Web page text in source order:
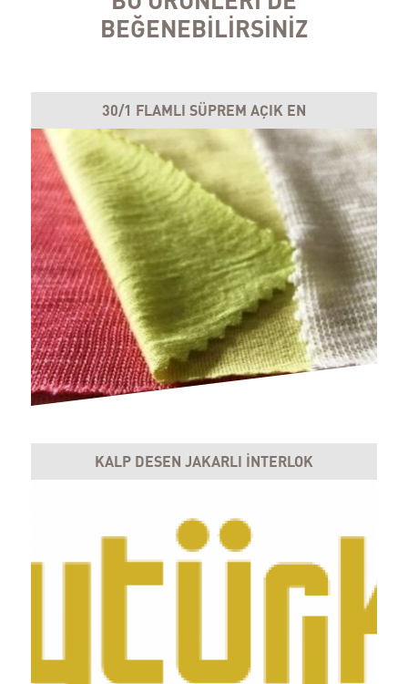
BEĞENEBİLİRSİNİZ
30/1 FLAMLI SÜPREM AÇIK EN
KALP DESEN JAKARLI İNTERLOK